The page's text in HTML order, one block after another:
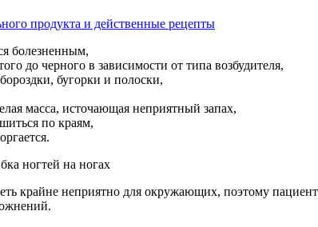
продукта и действенные рецепты
болезненным,
до черного в зависимости от типа возбудителя,
бугорки и полоски,
масса, источающая неприятный запах,
по краям,
крайне неприятно для окружающих, поэтому